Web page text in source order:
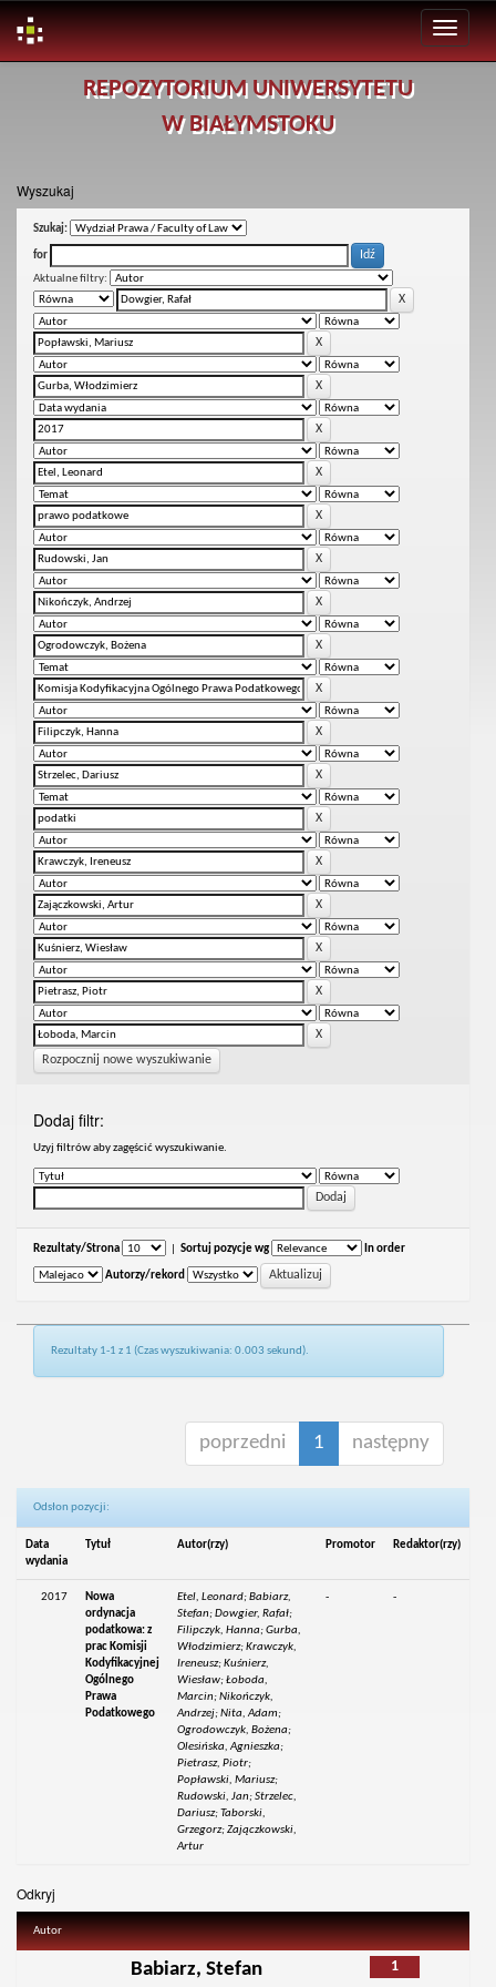
REPOZYTORIUM UNIWERSYTETU
W BIAŁYMSTOKU
Wyszukaj
Szukaj:
for
Aktualne filtry:
Rozpocznij nowe wyszukiwanie
Dodaj filtr:
Uzyj filtrów aby zagęścić wyszukiwanie.
Rezultaty/Strona Sortuj pozycje wg In order
Autorzy/rekord
Rezultaty 1-1 z 1 (Czas wyszukiwania: 0.003 sekund).
poprzedni 1 następny
Odsłon pozycji:
Data
wydania
Tytuł Autor(rzy) Promotor Redaktor(rzy)
2017
Nowa
ordynacja
podatkowa: z
prac Komisji
Kodyfikacyjnej
Ogólnego
Prawa
Podatkowego
Etel, Leonard; Babiarz,
Stefan; Dowgier, Rafał;
Filipczyk, Hanna; Gurba,
Włodzimierz; Krawczyk,
Ireneusz; Kuśnierz,
Wiesław; Łoboda,
Marcin; Nikończyk,
Andrzej; Nita, Adam;
Ogrodowczyk, Bożena;
Olesińska, Agnieszka;
Pietrasz, Piotr;
Popławski, Mariusz;
Rudowski, Jan; Strzelec,
Dariusz; Taborski,
Grzegorz; Zajączkowski,
Artur
- -
Odkryj
Autor
1
Babiarz, Stefan